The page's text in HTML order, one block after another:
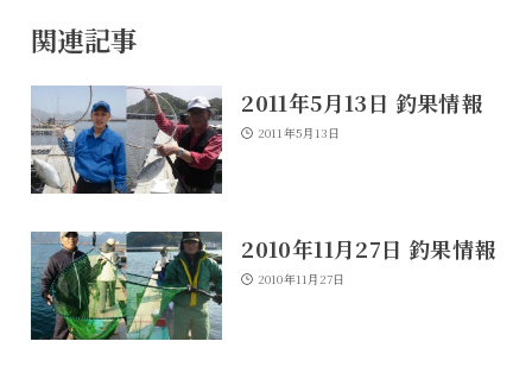
関連記事
2011年5月13日 釣果情報
2011年5月13日
2010年11月27日 釣果情報
2010年11月27日